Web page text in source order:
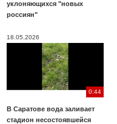
уклоняющихся "новых
россиян"
18.05.2026
0:44
В Саратове вода заливает
стадион несостоявшейся